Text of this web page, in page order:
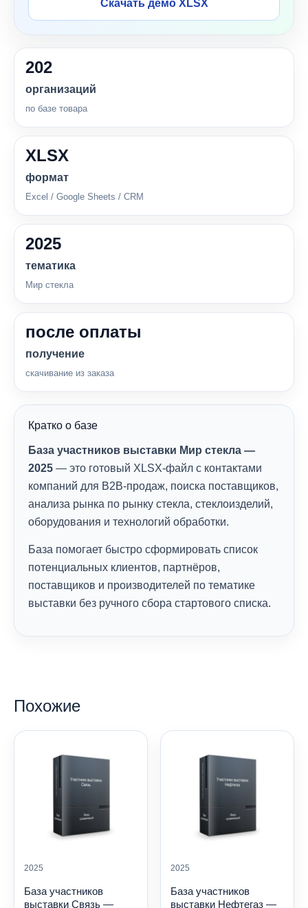
Скачать демо XLSX
202
организаций
по базе товара
XLSX
формат
Excel / Google Sheets / CRM
2025
тематика
Мир стекла
после оплаты
получение
скачивание из заказа
Кратко о базе
База участников выставки Мир стекла —
2025 — это готовый XLSX-файл с контактами
компаний для B2B-продаж, поиска поставщиков,
анализа рынка по рынку стекла, стеклоизделий,
оборудования и технологий обработки.
База помогает быстро сформировать список
потенциальных клиентов, партнёров,
поставщиков и производителей по тематике
выставки без ручного сбора стартового списка.
Похожие
2025
База участников
выставки Связь —
2025
База участников
выставки Нефтегаз —